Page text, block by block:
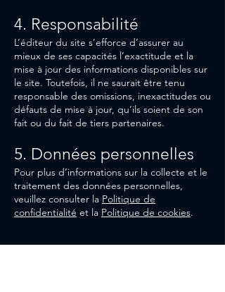
4. Responsabilité
L’éditeur du site s’efforce d’assurer au
mieux de ses capacités l’exactitude et la
mise à jour des informations disponibles sur
le site. Toutefois, il ne saurait être tenu
responsable des omissions, inexactitudes ou
défauts de mise à jour, qu’ils soient de son
fait ou du fait de tiers partenaires.
5. Données personnelles
Pour plus d’informations sur la collecte et le
traitement des données personnelles,
veuillez consulter la Politique de
confidentialité et la Politique de cookies.